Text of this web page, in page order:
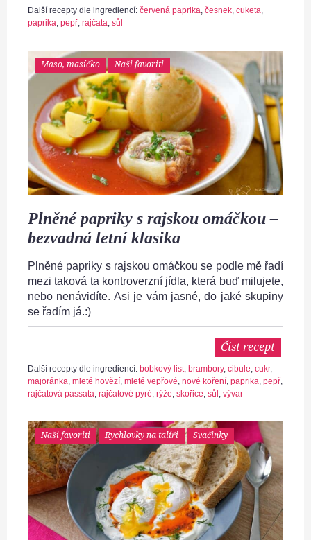
Další recepty dle ingrediencí: červená paprika, česnek, cuketa,
paprika, pepř, rajčata, sůl
Maso, masíčko Naši favoriti
Plněné papriky s rajskou omáčkou –
bezvadná letní klasika
Plněné papriky s rajskou omáčkou se podle mě řadí
mezi taková ta kontroverzní jídla, která buď milujete,
nebo nenávidíte. Asi je vám jasné, do jaké skupiny
se řadím já.:)
Číst recept
Další recepty dle ingrediencí: bobkový list, brambory, cibule cukr,
majoránka mleté hovězí mleté vepřové nové koření paprika pepř
rajčatová passata rajčatové pyré rýže skořice sůl vývar
Naši favoriti Rychlovky na talíři Svačinky